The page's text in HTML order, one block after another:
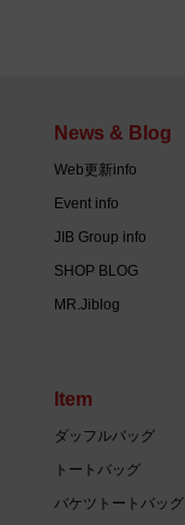
News & Blog
Web更新info
Event info
JIB Group info
SHOP BLOG
MR.Jiblog
Item
ダッフルバッグ
トートバッグ
バケツトートバッグ